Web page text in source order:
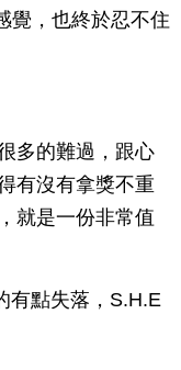
覺，也終於忍不住
多的難過，跟心
有沒有拿獎不重
就是一份非常值
有點失落，S.H.E